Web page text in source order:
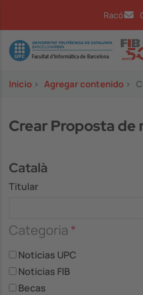
Racó
Image
Inicio > Agregar contenido >
Crear Proposta de
Català
Titular
Categoria
Noticias UPC
Noticias FIB
Becas